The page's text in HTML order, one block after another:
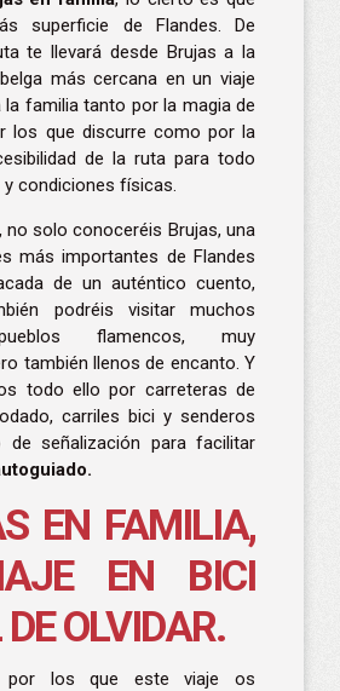
superficie de Flandes. De
te llevará desde Brujas a la
más cercana en un viaje
la familia tanto por la magia de
los que discurre como por la
de la ruta para todo
condiciones físicas.
no solo conoceréis Brujas, una
más importantes de Flandes
de un auténtico cuento,
podréis visitar muchos
flamencos, muy
también llenos de encanto. Y
todo ello por carreteras de
carriles bici y senderos
señalización para facilitar
EN FAMILIA,
EN BICI
OLVIDAR.
por los que este viaje os